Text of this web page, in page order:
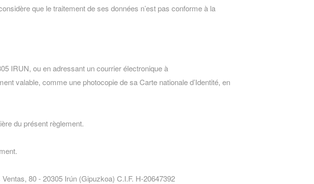
que le traitement de ses données n’est pas conforme à la
IRUN, ou en adressant un courrier électronique à
valable, comme une photocopie de sa Carte nationale d’Identité, en
du présent règlement.
80 - 20305 Irún (Gipuzkoa) C.I.F. H-20647392